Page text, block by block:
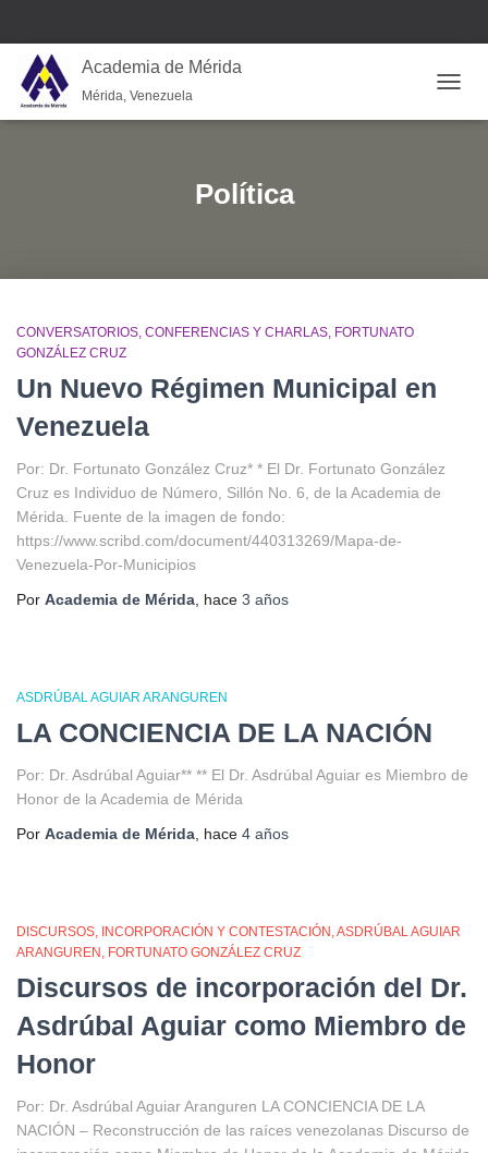
Academia de Mérida
Mérida, Venezuela
Política
CONVERSATORIOS CONFERENCIAS Y CHARLAS FORTUNATO
GONZÁLEZ CRUZ
Un Nuevo Régimen Municipal en
Venezuela
Por: Dr. Fortunato González Cruz* * El Dr. Fortunato González
Cruz es Individuo de Número, Sillón No. 6, de la Academia de
Mérida. Fuente de la imagen de fondo:
https://www.scribd.com/document/440313269/Mapa-de-
Venezuela-Por-Municipios
Por Academia de Mérida , hace 3 años
ASDRÚBAL AGUIAR ARANGUREN
LA CONCIENCIA DE LA NACIÓN
Por: Dr. Asdrúbal Aguiar** ** El Dr. Asdrúbal Aguiar es Miembro de
Honor de la Academia de Mérida
Por Academia de Mérida , hace 4 años
DISCURSOS INCORPORACIÓN Y CONTESTACIÓN ASDRÚBAL AGUIAR
ARANGUREN
FORTUNATO GONZÁLEZ CRUZ
Discursos de incorporación del Dr.
Asdrúbal Aguiar como Miembro de
Honor
Por: Dr. Asdrúbal Aguiar Aranguren LA CONCIENCIA DE LA
NACIÓN – Reconstrucción de las raíces venezolanas Discurso de